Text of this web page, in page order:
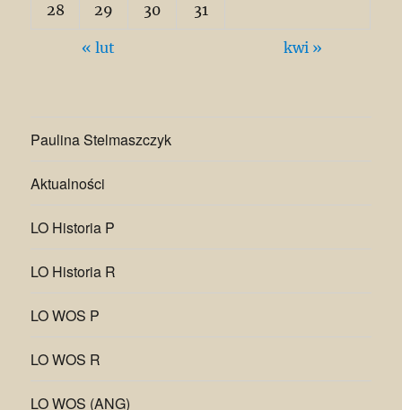
28 29 30 31
« lut kwi »
Paulina Stelmaszczyk
Aktualności
LO Historia P
LO Historia R
LO WOS P
LO WOS R
LO WOS (ANG)